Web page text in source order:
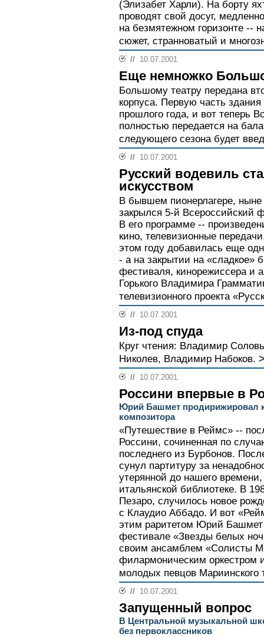
(Элизабет Харли). На борту
проводят свой досуг,
на безмятежном горизонте --
сюжет, странноватый и
// 10.07.2001
Еще немножко
Большому театру передана
корпуса. Первую часть
прошлого года, и вот теперь
полностью передается на
следующего сезона будет
// 10.07.2001
Русский водевиль
искусством
В бывшем пионерлагере, ныне
закрылся 5-й Всероссийский
В его программе --
кино, телевизионные
этом году добавилась еще
- а на закрытии на «сладкое»
фестиваля, кинорежиссера и
Горького Владимира
телевизионного проекта
// 10.07.2001
Из-под спуда
Круг чтения: Владимир
Николев, Владимир Набоков.
// 10.07.2001
Россини впервые в
Юрий Башмет продирижировал
композитора
«Путешествие в Реймс» --
Россини, сочиненная по
последнего из Бурбонов.
сунул партитуру за
утерянной до нашего
итальянской библиотеке. В
Пезаро, случилось новое
с Клаудио Аббадо. И вот
этим раритетом Юрий
фестивале «Звезды белых
своим ансамблем «Солисты
филармоническим оркестром
молодых певцов Мариинского
// 10.07.2001
Запущенный вопрос
В Центральной музыкальной
без первоклассников